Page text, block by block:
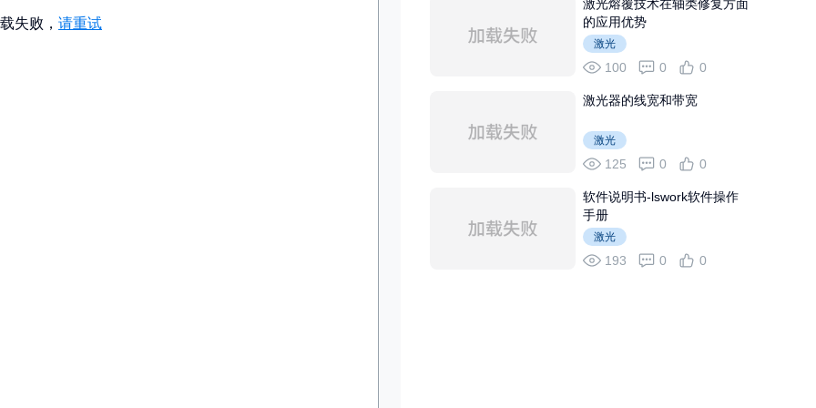
失败， 请重试
激光熔覆技术在轴类修复方面
的应用优势
激光
100 0 0
激光器的线宽和带宽
激光
125 0 0
软件说明书-lswork软件操作
手册
激光
193 0 0